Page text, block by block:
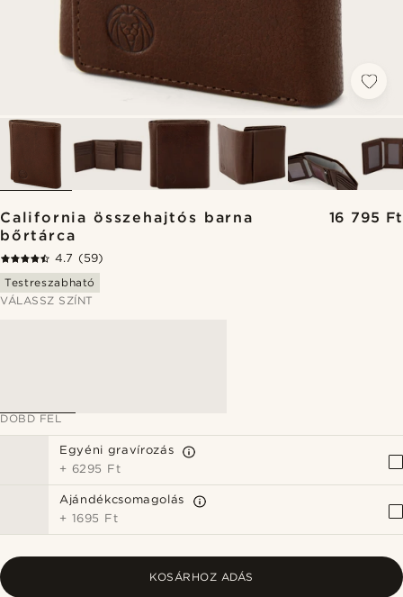
California összehajtós barna
bőrtárca
16 795 Ft
4.7 (59)
Testreszabható
VÁLASSZ SZÍNT
DOBD FEL
Egyéni gravírozás
+ 6295 Ft
Ajándékcsomagolás
+ 1695 Ft
KOSÁRHOZ ADÁS